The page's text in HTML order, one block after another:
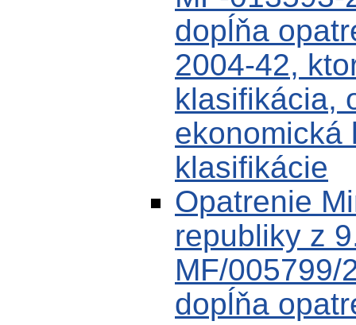
dopĺňa
2004-42,
klasifikácia,
ekonomická
klasifikácie
Opatrenie
republiky z
MF/005799/
dopĺňa